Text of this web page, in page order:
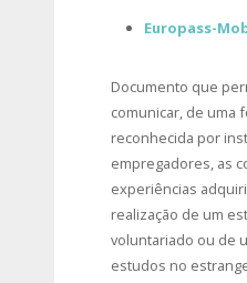
Europass-
Documento que
comunicar, de uma
reconhecida por
empregadores, as
experiências
realização de um
voluntariado ou de
estudos no